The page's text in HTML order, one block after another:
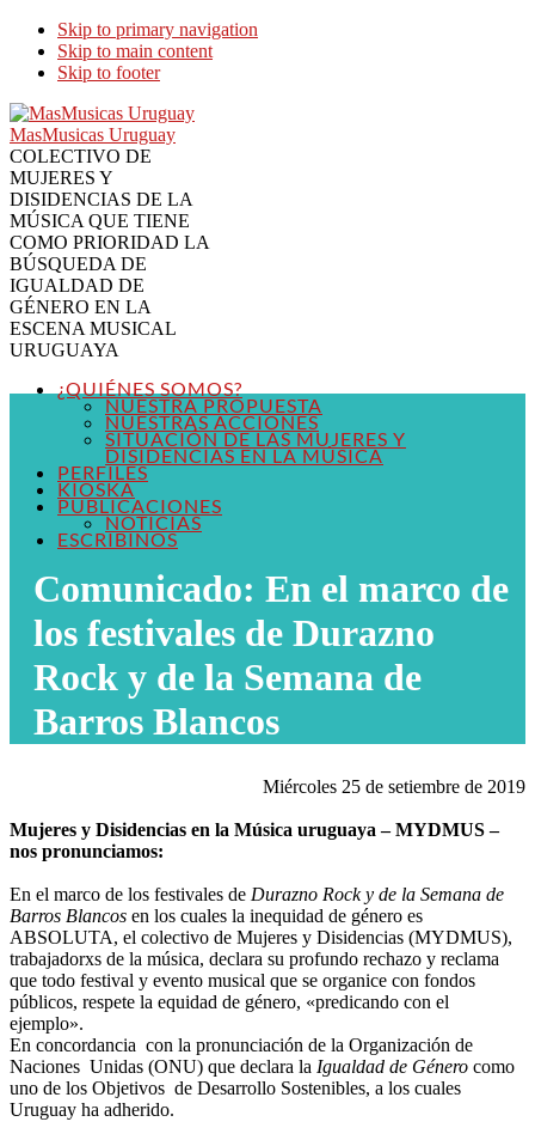
Skip to primary navigation
Skip to main content
Skip to footer
MasMusicas Uruguay
COLECTIVO DE
MUJERES Y
DISIDENCIAS DE LA
MÚSICA QUE TIENE
COMO PRIORIDAD LA
BÚSQUEDA DE
IGUALDAD DE
GÉNERO EN LA
ESCENA MUSICAL
URUGUAYA
¿QUIÉNES SOMOS?
NUESTRA PROPUESTA
NUESTRAS ACCIONES
SITUACIÓN DE LAS MUJERES Y
DISIDENCIAS EN LA MÚSICA
PERFILES
KIOSKA
PUBLICACIONES
NOTICIAS
ESCRIBINOS
Comunicado: En el marco de
los festivales de Durazno
Rock y de la Semana de
Barros Blancos
Miércoles 25 de setiembre de 2019
Mujeres y Disidencias en la Música uruguaya – MYDMUS –
nos pronunciamos:
En el marco de los festivales de Durazno Rock y de la Semana de
Barros Blancos en los cuales la inequidad de género es
ABSOLUTA, el colectivo de Mujeres y Disidencias (MYDMUS),
trabajadorxs de la música, declara su profundo rechazo y reclama
que todo festival y evento musical que se organice con fondos
públicos, respete la equidad de género, «predicando con el
ejemplo».
En concordancia con la pronunciación de la Organización de
Naciones Unidas (ONU) que declara la Igualdad de Género como
uno de los Objetivos de Desarrollo Sostenibles, a los cuales
Uruguay ha adherido.